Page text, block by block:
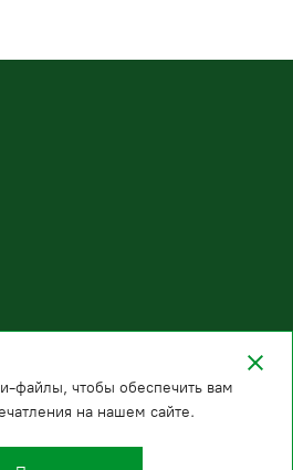
8 (800) 200-78-15
файлы, чтобы обеспечить вам
на нашем сайте.